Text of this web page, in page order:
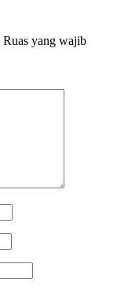
Ruas yang wajib